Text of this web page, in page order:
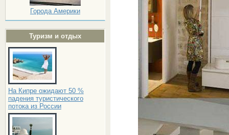
Города Америки
Туризм и отдых
На Кипре ожидают 50 %
падения туристического
потока из России